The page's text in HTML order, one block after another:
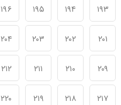
۱۹۳ ۱۹۴ ۱۹۵ ۱۹۶
۲۰۱ ۲۰۲ ۲۰۳ ۲۰۴
۲۰۹ ۲۱۰ ۲۱۱ ۲۱۲
۲۱۷ ۲۱۸ ۲۱۹ ۲۲۰